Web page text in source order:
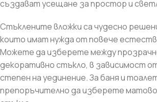
създават усещане за простор и
Стъклените вложки са чудесно
които имат нужда от повече
Можете да изберете между
декоративно стъкло, в зависимост
степен на уединение. За баня и
препоръчително да изберете